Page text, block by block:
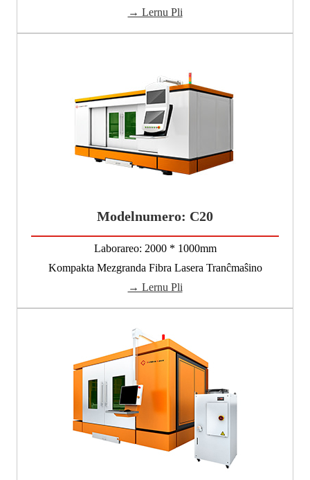
→ Lernu Pli
Modelnumero: C20
Laborareo: 2000 * 1000mm
Kompakta Mezgranda Fibra Lasera Tranĉmaŝino
→ Lernu Pli